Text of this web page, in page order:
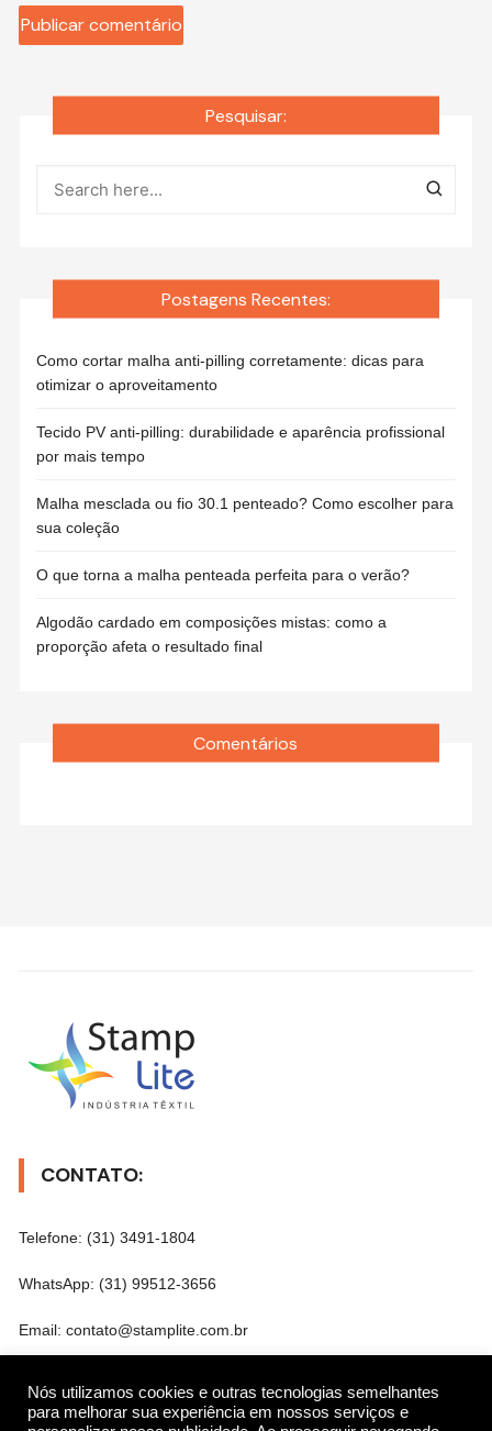
Pesquisar:
Postagens Recentes:
Como cortar malha anti-pilling corretamente: dicas para
otimizar o aproveitamento
Tecido PV anti-pilling: durabilidade e aparência profissional
por mais tempo
Malha mesclada ou fio 30.1 penteado? Como escolher para
sua coleção
O que torna a malha penteada perfeita para o verão?
Algodão cardado em composições mistas: como a
proporção afeta o resultado final
Comentários
CONTATO:
Telefone: (31) 3491-1804
WhatsApp: (31) 99512-3656
Email: contato@stamplite.com.br
ENDEREÇO:
Nós utilizamos cookies e outras tecnologias semelhantes
para melhorar sua experiência em nossos serviços e